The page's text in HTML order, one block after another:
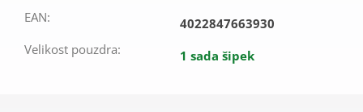
EAN:
4022847663930
Velikost pouzdra: 1 sada šipek